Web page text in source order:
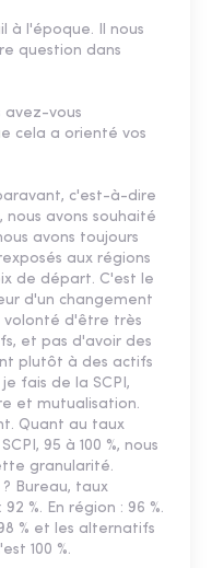
à l'époque. Il nous
question dans
avez-vous
cela a orienté vos
c'est-à-dire
avons souhaité
avons toujours
aux régions
de départ. C'est le
d'un changement
volonté d'être très
et pas d'avoir des
plutôt à des actifs
fais de la SCPI,
et mutualisation.
Quant au taux
95 à 100 %, nous
granularité.
Bureau, taux
%. En région : 96 %.
% et les alternatifs
100 %.